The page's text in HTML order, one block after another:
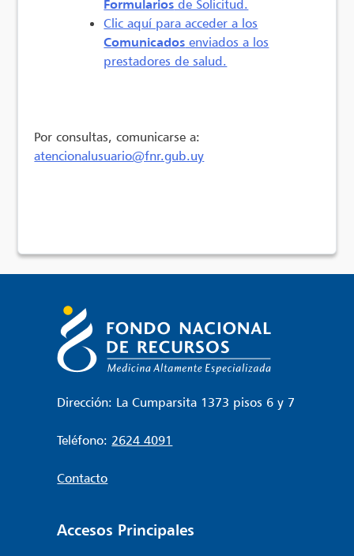
Formularios de Solicitud.
Clic aquí para acceder a los
Comunicados enviados a los
prestadores de salud.
Por consultas, comunicarse a:
atencionalusuario@fnr.gub.uy
Dirección: La Cumparsita 1373 pisos 6 y 7
Teléfono: 2624 4091
Contacto
Accesos Principales